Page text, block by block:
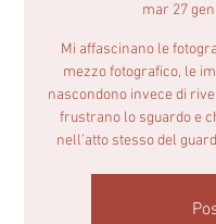
mar 27 gen
Mi affascinano le
mezzo fotografico, le
nascondono invece di
frustrano lo sguardo e
nell’atto stesso del